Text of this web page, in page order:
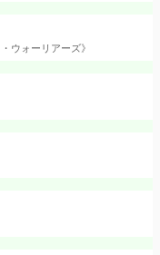
・ウォーリアーズ》